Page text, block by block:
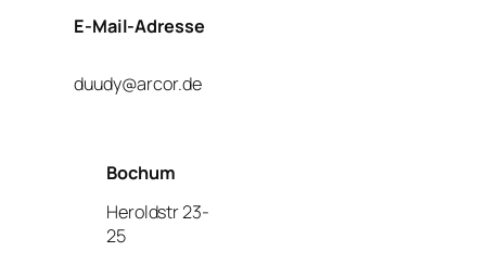
E-Mail-Adresse
duudy@arcor.de
Bochum
Heroldstr 23-
25